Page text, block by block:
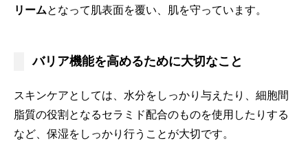
リームとなって肌表面を覆い、肌を守っています。
バリア機能を高めるために大切なこと
スキンケアとしては、水分をしっかり与えたり、細胞間
脂質の役割となるセラミド配合のものを使用したりする
など、保湿をしっかり行うことが大切です。